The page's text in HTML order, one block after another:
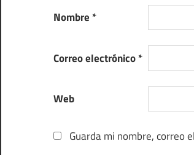
Nombre *
Correo electrónico*
Web
Guarda mi nombre, correo